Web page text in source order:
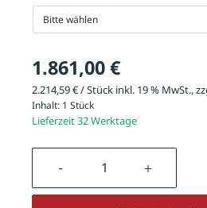
Bitte wählen
1.861,00 €
2.214,59 € / Stück inkl. 19 % MwSt.,
Inhalt: 1 Stück
Lieferzeit 32 Werktage
Produkt Anzahl: